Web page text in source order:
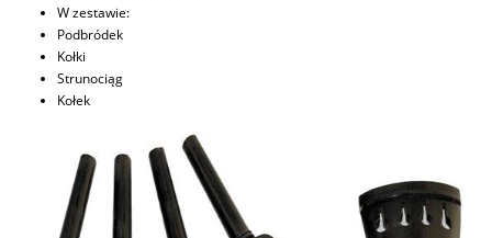
W zestawie:
Podbródek
Kołki
Strunociąg
Kołek